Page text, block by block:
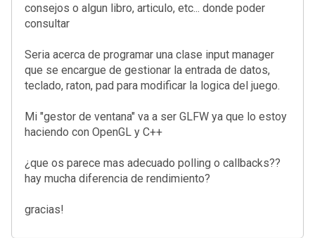
consejos o algun libro, articulo, etc... donde poder
consultar
Seria acerca de programar una clase input manager
que se encargue de gestionar la entrada de datos,
teclado, raton, pad para modificar la logica del juego.
Mi "gestor de ventana" va a ser GLFW ya que lo estoy
haciendo con OpenGL y C++
¿que os parece mas adecuado polling o callbacks??
hay mucha diferencia de rendimiento?
gracias!